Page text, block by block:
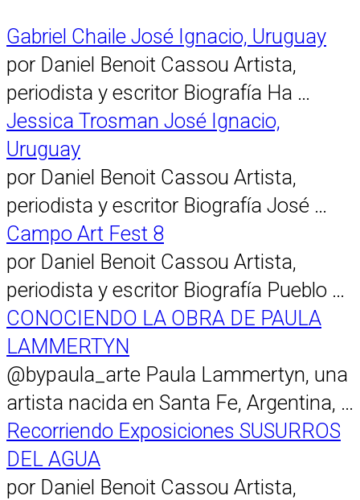
Gabriel Chaile José Ignacio, Uruguay
por Daniel Benoit Cassou Artista,
periodista y escritor Biografía Ha …
Jessica Trosman José Ignacio,
Uruguay
por Daniel Benoit Cassou Artista,
periodista y escritor Biografía José …
Campo Art Fest 8
por Daniel Benoit Cassou Artista,
periodista y escritor Biografía Pueblo …
CONOCIENDO LA OBRA DE PAULA
LAMMERTYN
@bypaula_arte Paula Lammertyn, una
artista nacida en Santa Fe, Argentina, …
Recorriendo Exposiciones SUSURROS
DEL AGUA
por Daniel Benoit Cassou Artista,